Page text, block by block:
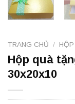
TRANG CHỦ /
Hộp quà
30x20x10